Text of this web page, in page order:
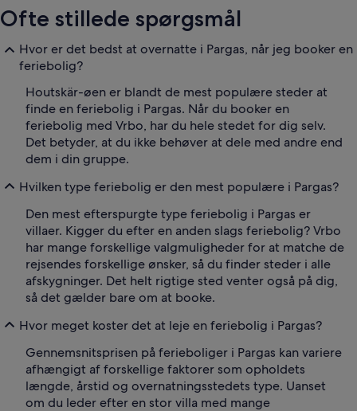
Ofte stillede spørgsmål
Hvor er det bedst at overnatte i Pargas, når jeg booker en
feriebolig?
Houtskär-øen er blandt de mest populære steder at
finde en feriebolig i Pargas. Når du booker en
feriebolig med Vrbo, har du hele stedet for dig selv.
Det betyder, at du ikke behøver at dele med andre end
dem i din gruppe.
Hvilken type feriebolig er den mest populære i Pargas?
Den mest efterspurgte type feriebolig i Pargas er
villaer. Kigger du efter en anden slags feriebolig? Vrbo
har mange forskellige valgmuligheder for at matche de
rejsendes forskellige ønsker, så du finder steder i alle
afskygninger. Det helt rigtige sted venter også på dig,
så det gælder bare om at booke.
Hvor meget koster det at leje en feriebolig i Pargas?
Gennemsnitsprisen på ferieboliger i Pargas kan variere
afhængigt af forskellige faktorer som opholdets
længde, årstid og overnatningsstedets type. Uanset
om du leder efter en stor villa med mange